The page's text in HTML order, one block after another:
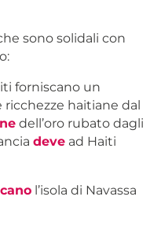
sono solidali con
forniscano un
haitiane dal
dell’oro rubato dagli
deve ad Haiti
l’isola di Navassa